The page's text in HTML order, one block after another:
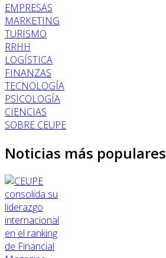
EMPRESAS
MARKETING
TURISMO
RRHH
LOGÍSTICA
FINANZAS
TECNOLOGÍA
PSICOLOGÍA
CIENCIAS
SOBRE CEUPE
Noticias más populares